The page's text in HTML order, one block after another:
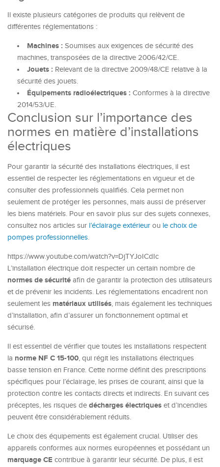
Il existe plusieurs catégories de produits qui relèvent de
différentes réglementations :
Machines : Soumises aux exigences de sécurité des
machines, transposées de la directive 2006/42/CE.
Jouets : Relevant de la directive 2009/48/CE relative à la
sécurité des jouets.
Équipements radioélectriques : Conformes à la directive
2014/53/UE.
Conclusion sur l’importance des
normes en matière d’installations
électriques
Pour garantir la sécurité des installations électriques, il est
essentiel de respecter les réglementations en vigueur et de
consulter des professionnels qualifiés. Cela permet non
seulement de protéger les personnes, mais aussi de préserver
les biens matériels. Pour en savoir plus sur des sujets connexes,
consultez nos articles sur l’éclairage extérieur ou le choix de
pompes professionnelles.
https://www.youtube.com/watch?v=DjTYJoICdIc
L’installation électrique doit respecter un certain nombre de
normes de sécurité afin de garantir la protection des utilisateurs
et de prévenir les incidents. Les réglementations encadrent non
seulement les matériaux utilisés, mais également les techniques
d’installation, afin d’assurer un fonctionnement optimal et
sécurisé.
Il est essentiel de vérifier que toutes les installations respectent
la norme NF C 15-100, qui régit les installations électriques
basse tension en France. Cette norme définit des prescriptions
spécifiques pour l’éclairage, les prises de courant, ainsi que la
protection contre les contacts directs et indirects. En suivant ces
préceptes, les risques de décharges électriques et d’incendies
peuvent être considérablement réduits.
Le choix des équipements est également crucial. Utiliser des
appareils conformes aux normes européennes et possédant un
marquage CE contribue à garantir leur sécurité. De plus, il est